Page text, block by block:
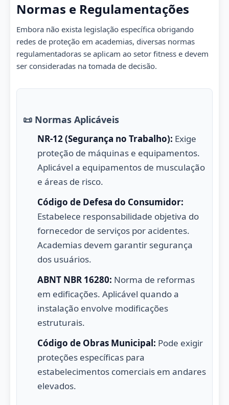
Normas e Regulamentações
Embora não exista legislação específica obrigando
redes de proteção em academias, diversas normas
regulamentadoras se aplicam ao setor fitness e devem
ser consideradas na tomada de decisão.
📜 Normas Aplicáveis
NR-12 (Segurança no Trabalho): Exige
proteção de máquinas e equipamentos.
Aplicável a equipamentos de musculação
e áreas de risco.
Código de Defesa do Consumidor:
Estabelece responsabilidade objetiva do
fornecedor de serviços por acidentes.
Academias devem garantir segurança
dos usuários.
ABNT NBR 16280: Norma de reformas
em edificações. Aplicável quando a
instalação envolve modificações
estruturais.
Código de Obras Municipal: Pode exigir
proteções específicas para
estabelecimentos comerciais em andares
elevados.